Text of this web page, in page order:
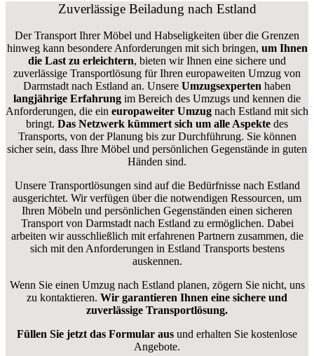
Zuverlässige Beiladung nach Estland
Der Transport Ihrer Möbel und Habseligkeiten über die Grenzen
hinweg kann besondere Anforderungen mit sich bringen, um Ihnen
die Last zu erleichtern, bieten wir Ihnen eine sichere und
zuverlässige Transportlösung für Ihren europaweiten Umzug von
Darmstadt nach Estland an. Unsere Umzugsexperten haben
langjährige Erfahrung im Bereich des Umzugs und kennen die
Anforderungen, die ein europaweiter Umzug nach Estland mit sich
bringt. Das Netzwerk kümmert sich um alle Aspekte des
Transports, von der Planung bis zur Durchführung. Sie können
sicher sein, dass Ihre Möbel und persönlichen Gegenstände in guten
Händen sind.
Unsere Transportlösungen sind auf die Bedürfnisse nach Estland
ausgerichtet. Wir verfügen über die notwendigen Ressourcen, um
Ihren Möbeln und persönlichen Gegenständen einen sicheren
Transport von Darmstadt nach Estland zu ermöglichen. Dabei
arbeiten wir ausschließlich mit erfahrenen Partnern zusammen, die
sich mit den Anforderungen in Estland Transports bestens
auskennen.
Wenn Sie einen Umzug nach Estland planen, zögern Sie nicht, uns
zu kontaktieren. Wir garantieren Ihnen eine sichere und
zuverlässige Transportlösung.
Füllen Sie jetzt das Formular aus und erhalten Sie kostenlose
Angebote.